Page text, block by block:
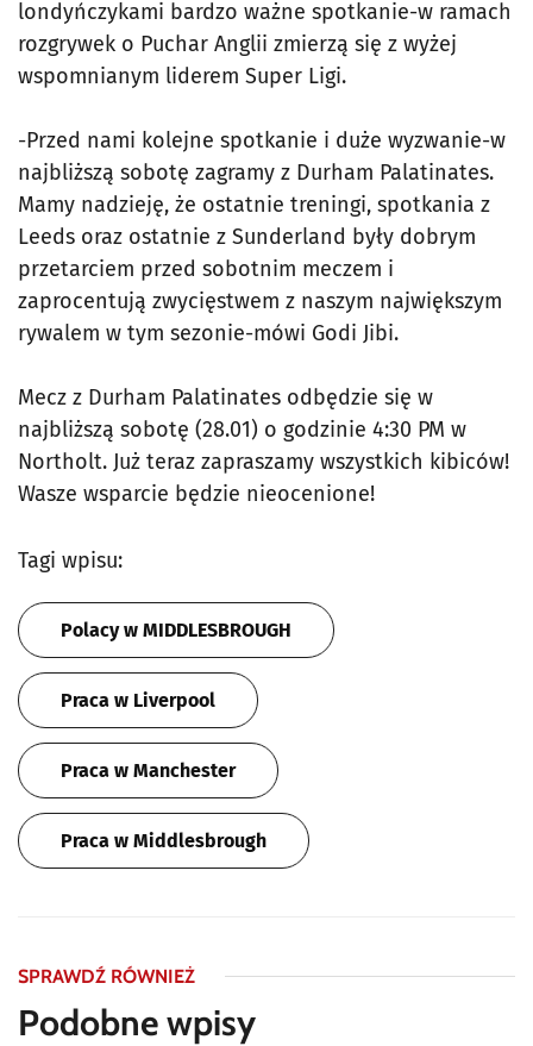
londyńczykami bardzo ważne spotkanie-w ramach
rozgrywek o Puchar Anglii zmierzą się z wyżej
wspomnianym liderem Super Ligi.
-Przed nami kolejne spotkanie i duże wyzwanie-w
najbliższą sobotę zagramy z Durham Palatinates.
Mamy nadzieję, że ostatnie treningi, spotkania z
Leeds oraz ostatnie z Sunderland były dobrym
przetarciem przed sobotnim meczem i
zaprocentują zwycięstwem z naszym największym
rywalem w tym sezonie-mówi Godi Jibi.
Mecz z Durham Palatinates odbędzie się w
najbliższą sobotę (28.01) o godzinie 4:30 PM w
Northolt. Już teraz zapraszamy wszystkich kibiców!
Wasze wsparcie będzie nieocenione!
Tagi wpisu:
Polacy w MIDDLESBROUGH
Praca w Liverpool
Praca w Manchester
Praca w Middlesbrough
SPRAWDŹ RÓWNIEŻ
Podobne wpisy